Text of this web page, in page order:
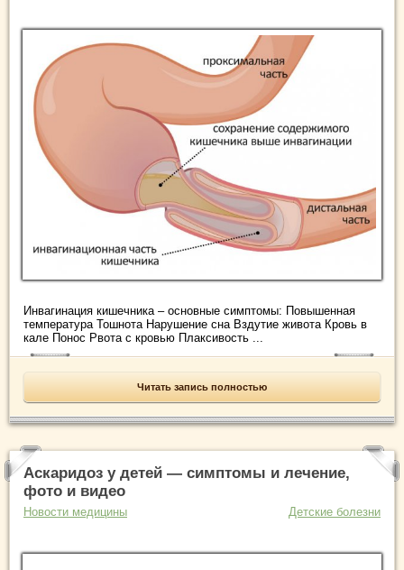
Инвагинация кишечника – основные симптомы: Повышенная
температура Тошнота Нарушение сна Вздутие живота Кровь в
кале Понос Рвота с кровью Плаксивость ...
Читать запись полностью
Аскаридоз у детей — симптомы и лечение,
фото и видео
Новости медицины Детские болезни